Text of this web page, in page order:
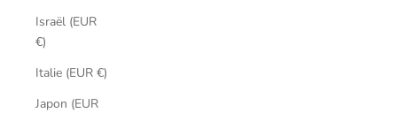
Israël (EUR
€)
Italie (EUR €)
Japon (EUR